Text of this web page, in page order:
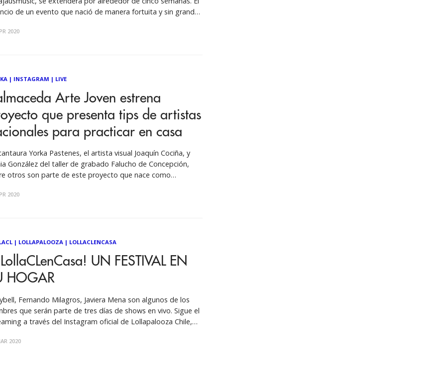
de un evento que nació de manera fortuita y sin grandes
de Chile y Latinoamérica para participar en él. De
2020
| INSTAGRAM | LIVE
Arte Joven estrena
que presenta tips de artistas
para practicar en casa
Yorka Pastenes, el artista visual Joaquín Cociña, y
González del taller de grabado Falucho de Concepción,
otros son parte de este proyecto que nace como
de difusión. Tips para componer canciones,
2020
| LOLLAPALOOZA| LOLLACLENCASA
UN FESTIVAL EN
HOGAR
Fernando Milagros, Javiera Mena son algunos de los
que serán parte de tres días de shows en vivo. Sigue el
a través del Instagram oficial de Lollapalooza Chile,
del Facebook de Lollapalooza Chile. Desde el
2020